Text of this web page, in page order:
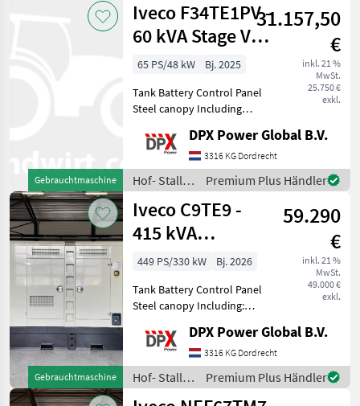
Weidetechnik
/ Iveco
Gebrauchtmaschine
Iveco F34TE1PV -
60 kVA Stage V
Genset - DPX-
19913
31.157,50
€
inkl. 21 %
MwSt.
25.750 €
exkl.
65 PS/48 kW
Bj. 2025
Tank Battery Control Panel
Steel canopy Including
CEE 16A 230V 3P Hof- Stall-
und Weidetechnik
Stromgeneratoren
DPX Power Global B.V.
3316 KG Dordrecht
Hof- Stall-
und
Weidetechnik
/ Iveco
Premium Plus Händler
Gebrauchtmaschine
Iveco C9TE9 -
415 kVA
Generator - DPX-
19796
59.290
€
inkl. 21 %
MwSt.
49.000 €
exkl.
449 PS/330 kW
Bj. 2026
Tank Battery Control Panel
Steel canopy Including:
charger Hof- Stall- und
Weidetechnik
Stromgeneratoren
DPX Power Global B.V.
3316 KG Dordrecht
Hof- Stall-
und
Premium Plus Händler